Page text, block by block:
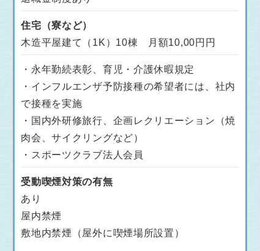
住宅（寮など）
木造平屋建て（1K）10棟 月額10,00円円
・永年勤続表彰、育児・介護休暇規定
・インフルエンザ予防接種の希望者には、社内
で接種を実施
・国内外研修旅行、企画レクリエーション（焼
肉会、サイクリングなど）
・スポーツクラブ法人会員
受動喫煙対策の有無
あり
屋内禁煙
敷地内禁煙（屋外に喫煙場所設置）